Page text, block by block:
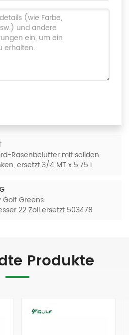
Rasenbelüfter mit soliden
ersetzt 3/4 MT x 5,75 l
Golf Greens
22 Zoll ersetzt 503478
Produkte